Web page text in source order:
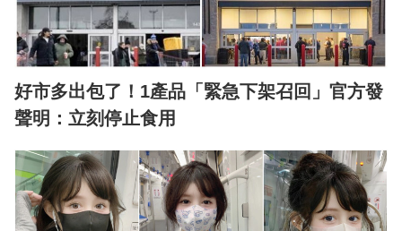
好市多出包了！1產品「緊急下架召回」官方發
聲明：立刻停止食用